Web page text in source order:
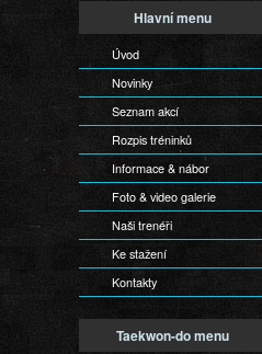
Hlavní menu
Úvod
Novinky
Seznam akcí
Rozpis tréninků
Informace & nábor
Foto & video galerie
Naši trenéři
Ke stažení
Kontakty
Taekwon-do menu